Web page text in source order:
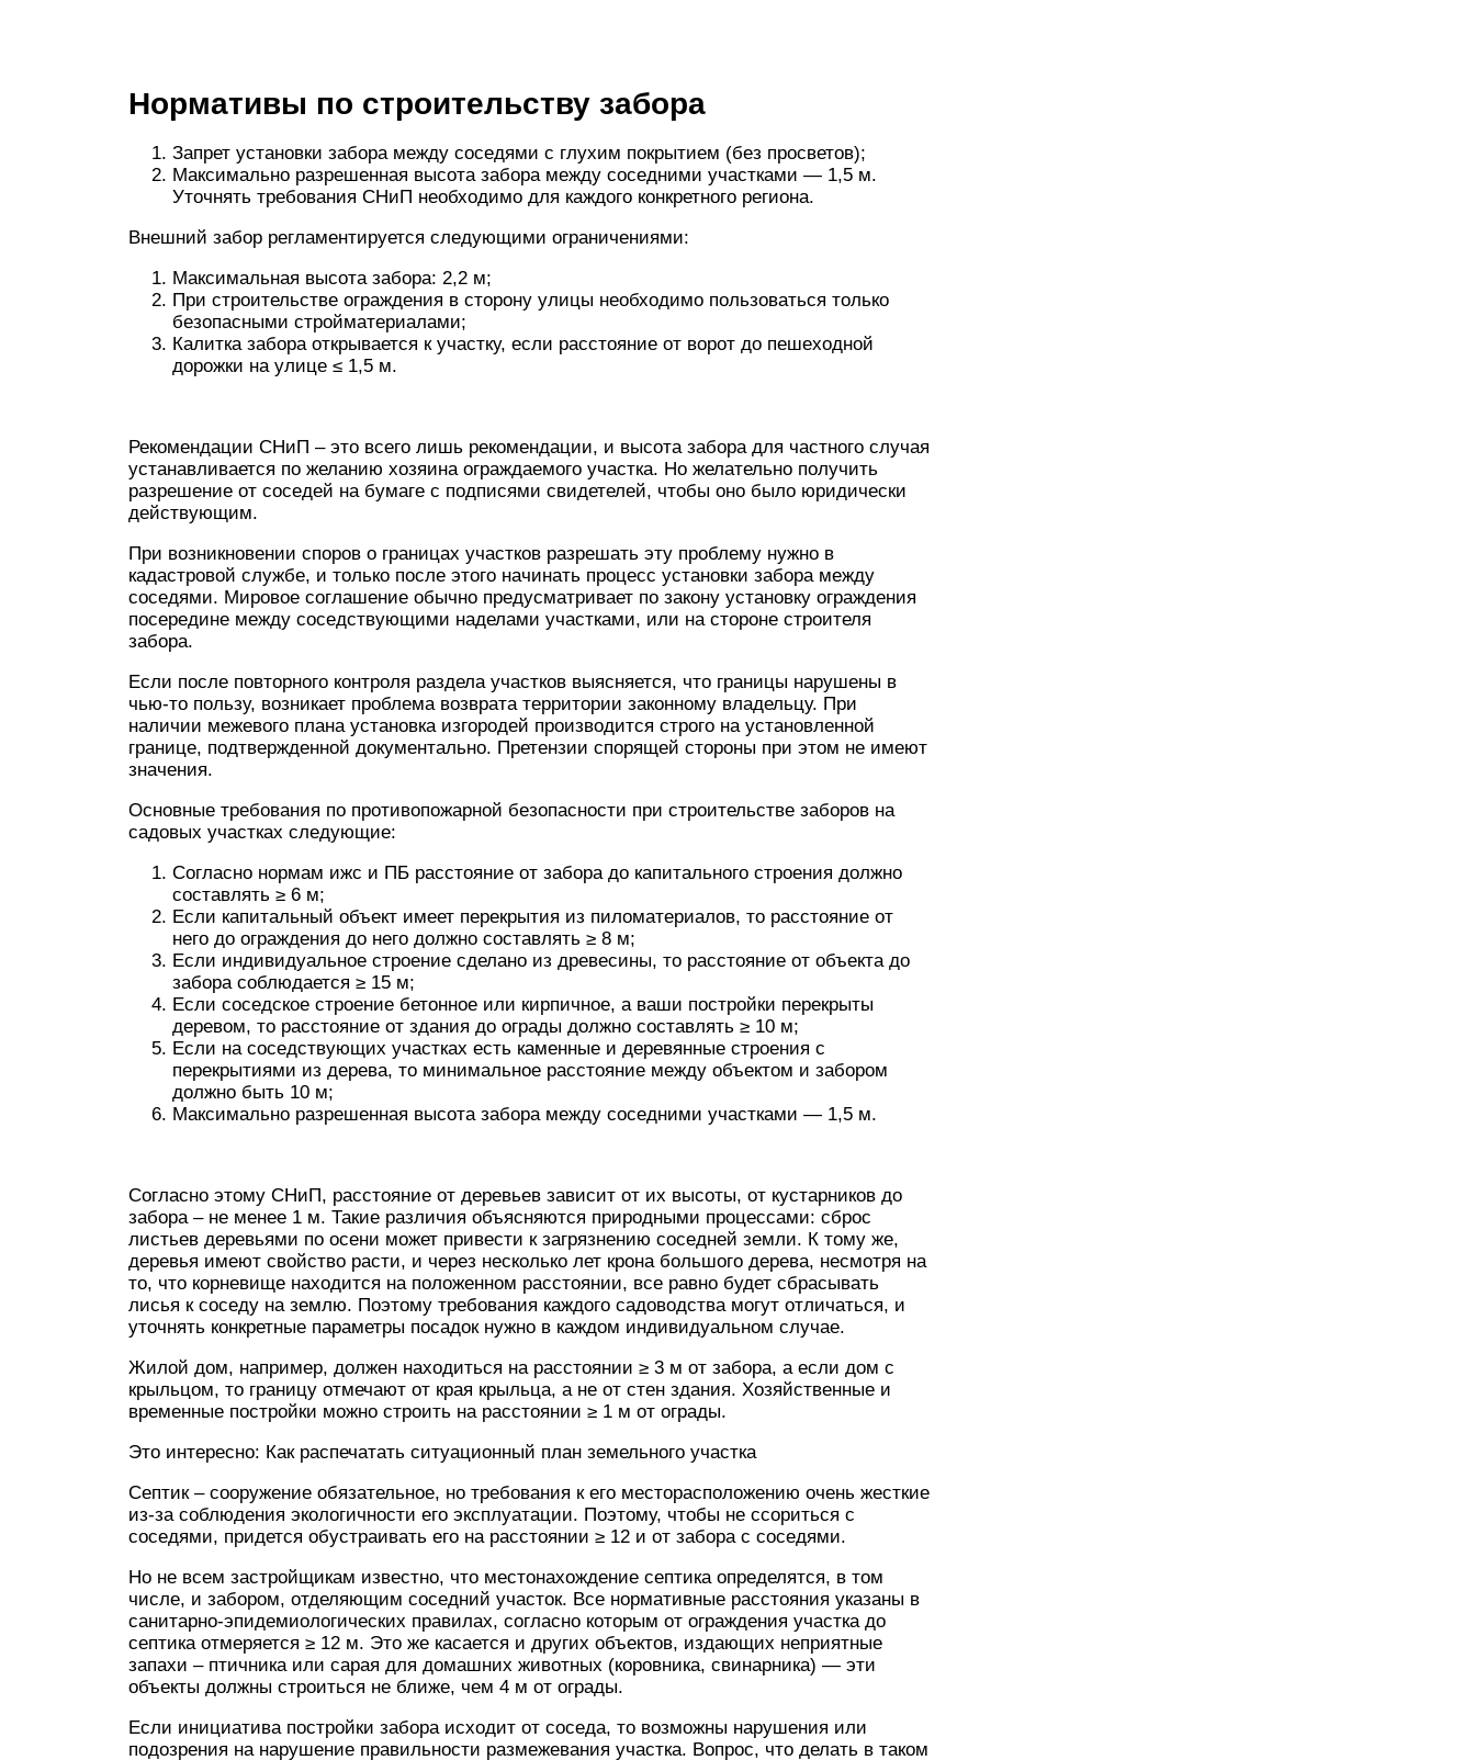
Нормативы по строительству забора
Запрет установки забора между соседями с глухим покрытием (без просветов);
Максимально разрешенная высота забора между соседними участками — 1,5 м.
Уточнять требования СНиП необходимо для каждого конкретного региона.
Внешний забор регламентируется следующими ограничениями:
Максимальная высота забора: 2,2 м;
При строительстве ограждения в сторону улицы необходимо пользоваться только
безопасными стройматериалами;
Калитка забора открывается к участку, если расстояние от ворот до пешеходной
дорожки на улице ≤ 1,5 м.
Рекомендации СНиП – это всего лишь рекомендации, и высота забора для частного случая
устанавливается по желанию хозяина ограждаемого участка. Но желательно получить
разрешение от соседей на бумаге с подписями свидетелей, чтобы оно было юридически
действующим.
При возникновении споров о границах участков разрешать эту проблему нужно в
кадастровой службе, и только после этого начинать процесс установки забора между
соседями. Мировое соглашение обычно предусматривает по закону установку ограждения
посередине между соседствующими наделами участками, или на стороне строителя
забора.
Если после повторного контроля раздела участков выясняется, что границы нарушены в
чью-то пользу, возникает проблема возврата территории законному владельцу. При
наличии межевого плана установка изгородей производится строго на установленной
границе, подтвержденной документально. Претензии спорящей стороны при этом не имеют
значения.
Основные требования по противопожарной безопасности при строительстве заборов на
садовых участках следующие:
Согласно нормам ижс и ПБ расстояние от забора до капитального строения должно
составлять ≥ 6 м;
Если капитальный объект имеет перекрытия из пиломатериалов, то расстояние от
него до ограждения до него должно составлять ≥ 8 м;
Если индивидуальное строение сделано из древесины, то расстояние от объекта до
забора соблюдается ≥ 15 м;
Если соседское строение бетонное или кирпичное, а ваши постройки перекрыты
деревом, то расстояние от здания до ограды должно составлять ≥ 10 м;
Если на соседствующих участках есть каменные и деревянные строения с
перекрытиями из дерева, то минимальное расстояние между объектом и забором
должно быть 10 м;
Максимально разрешенная высота забора между соседними участками — 1,5 м.
Согласно этому СНиП, расстояние от деревьев зависит от их высоты, от кустарников до
забора – не менее 1 м. Такие различия объясняются природными процессами: сброс
листьев деревьями по осени может привести к загрязнению соседней земли. К тому же,
деревья имеют свойство расти, и через несколько лет крона большого дерева, несмотря на
то, что корневище находится на положенном расстоянии, все равно будет сбрасывать
лисья к соседу на землю. Поэтому требования каждого садоводства могут отличаться, и
уточнять конкретные параметры посадок нужно в каждом индивидуальном случае.
Жилой дом, например, должен находиться на расстоянии ≥ 3 м от забора, а если дом с
крыльцом, то границу отмечают от края крыльца, а не от стен здания. Хозяйственные и
временные постройки можно строить на расстоянии ≥ 1 м от ограды.
Это интересно: Как распечатать ситуационный план земельного участка
Септик – сооружение обязательное, но требования к его месторасположению очень жесткие
из-за соблюдения экологичности его эксплуатации. Поэтому, чтобы не ссориться с
соседями, придется обустраивать его на расстоянии ≥ 12 и от забора с соседями.
Но не всем застройщикам известно, что местонахождение септика определятся, в том
числе, и забором, отделяющим соседний участок. Все нормативные расстояния указаны в
санитарно-эпидемиологических правилах, согласно которым от ограждения участка до
септика отмеряется ≥ 12 м. Это же касается и других объектов, издающих неприятные
запахи – птичника или сарая для домашних животных (коровника, свинарника) — эти
объекты должны строиться не ближе, чем 4 м от ограды.
Если инициатива постройки забора исходит от соседа, то возможны нарушения или
подозрения на нарушение правильности размежевания участка. Вопрос, что делать в таком